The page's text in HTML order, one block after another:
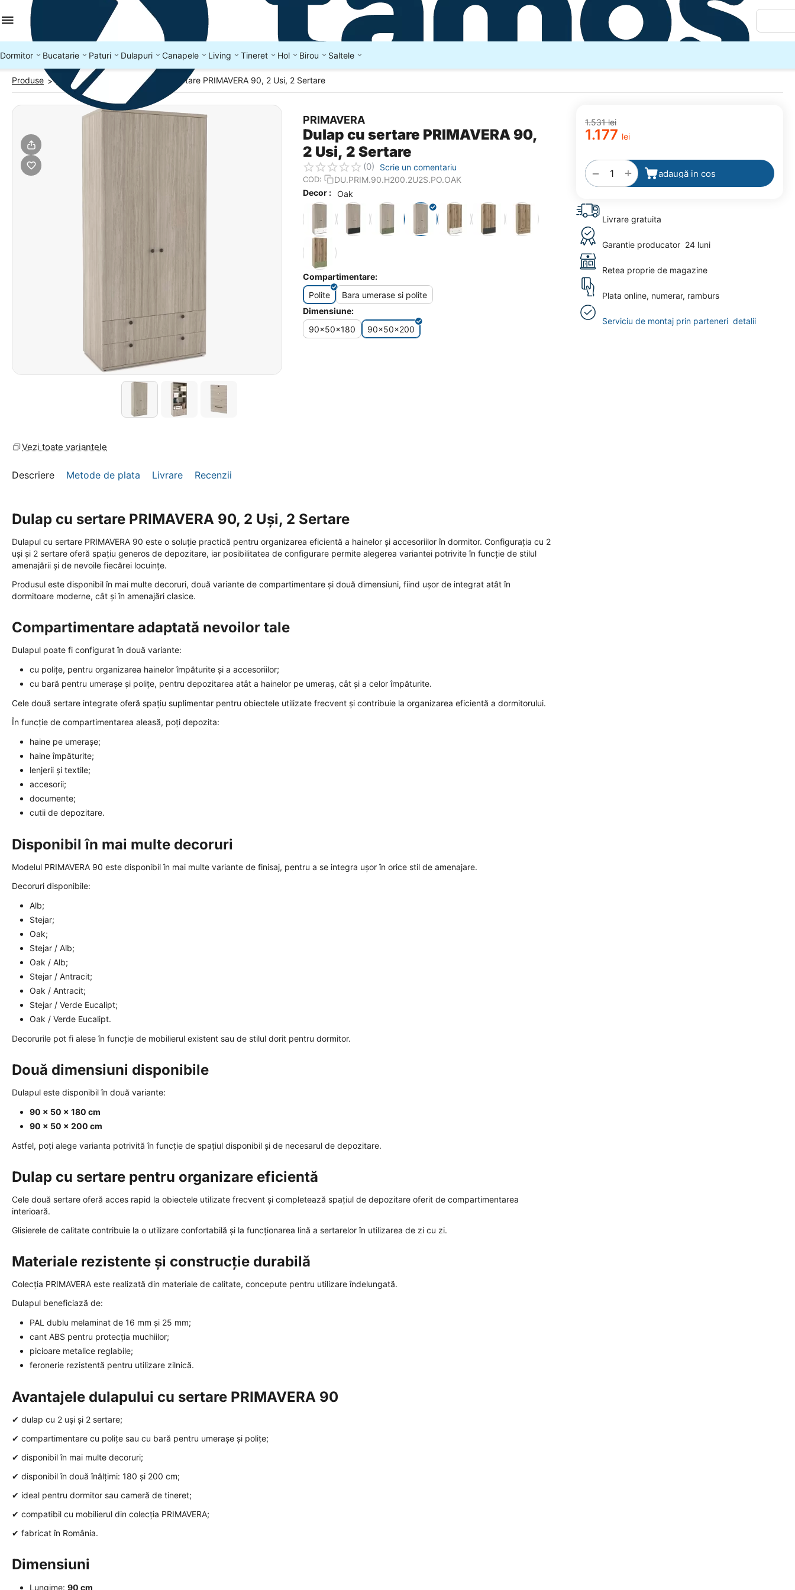
Dormitor Bucatarie Paturi Dulapuri Canapele Living Tineret Hol Birou Saltele
Produse > Dulapuri dormitor Dulap cu sertare PRIMAVERA 90, 2 Usi, 2 Sertare
PRIMAVERA
Dulap cu sertare PRIMAVERA 90,
2 Usi, 2 Sertare
(0) Scrie un comentariu
COD:
DU.PRIM.90.H200.2U2S.PO.OAK
Decor : Oak
Compartimentare:
Polite
Bara umerase si polite
Dimensiune:
90x50x180
90x50x200
1.531 lei
1.177 lei
+
− adaugă in cos
la
favorite
Livrare gratuita
Garantie producator 24 luni
Retea proprie de magazine
Plata online, numerar, ramburs
Serviciu de montaj prin parteneri detalii
Vezi toate variantele
Descriere Metode de plata Livrare Recenzii
Dulap cu sertare PRIMAVERA 90, 2 Uși, 2 Sertare
Dulapul cu sertare PRIMAVERA 90 este o soluție practică pentru organizarea eficientă a hainelor și accesoriilor în dormitor. Configurația cu 2
uși și 2 sertare oferă spațiu generos de depozitare, iar posibilitatea de configurare permite alegerea variantei potrivite în funcție de stilul
amenajării și de nevoile fiecărei locuințe.
Produsul este disponibil în mai multe decoruri, două variante de compartimentare și două dimensiuni, fiind ușor de integrat atât în
dormitoare moderne, cât și în amenajări clasice.
Compartimentare adaptată nevoilor tale
Dulapul poate fi configurat în două variante:
cu polițe, pentru organizarea hainelor împăturite și a accesoriilor;
cu bară pentru umerașe și polițe, pentru depozitarea atât a hainelor pe umeraș, cât și a celor împăturite.
Cele două sertare integrate oferă spațiu suplimentar pentru obiectele utilizate frecvent și contribuie la organizarea eficientă a dormitorului.
În funcție de compartimentarea aleasă, poți depozita:
haine pe umerașe;
haine împăturite;
lenjerii și textile;
accesorii;
documente;
cutii de depozitare.
Disponibil în mai multe decoruri
Modelul PRIMAVERA 90 este disponibil în mai multe variante de finisaj, pentru a se integra ușor în orice stil de amenajare.
Decoruri disponibile:
Alb;
Stejar;
Oak;
Stejar / Alb;
Oak / Alb;
Stejar / Antracit;
Oak / Antracit;
Stejar / Verde Eucalipt;
Oak / Verde Eucalipt.
Decorurile pot fi alese în funcție de mobilierul existent sau de stilul dorit pentru dormitor.
Două dimensiuni disponibile
Dulapul este disponibil în două variante:
90 × 50 × 180 cm
90 × 50 × 200 cm
Astfel, poți alege varianta potrivită în funcție de spațiul disponibil și de necesarul de depozitare.
Dulap cu sertare pentru organizare eficientă
Cele două sertare oferă acces rapid la obiectele utilizate frecvent și completează spațiul de depozitare oferit de compartimentarea
interioară.
Glisierele de calitate contribuie la o utilizare confortabilă și la funcționarea lină a sertarelor în utilizarea de zi cu zi.
Materiale rezistente și construcție durabilă
Colecția PRIMAVERA este realizată din materiale de calitate, concepute pentru utilizare îndelungată.
Dulapul beneficiază de:
PAL dublu melaminat de 16 mm și 25 mm;
cant ABS pentru protecția muchiilor;
picioare metalice reglabile;
feronerie rezistentă pentru utilizare zilnică.
Avantajele dulapului cu sertare PRIMAVERA 90
✔ dulap cu 2 uși și 2 sertare;
✔ compartimentare cu polițe sau cu bară pentru umerașe și polițe;
✔ disponibil în mai multe decoruri;
✔ disponibil în două înălțimi: 180 și 200 cm;
✔ ideal pentru dormitor sau cameră de tineret;
✔ compatibil cu mobilierul din colecția PRIMAVERA;
✔ fabricat în România.
Dimensiuni
Lungime: 90 cm